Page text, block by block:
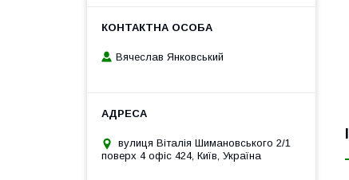
Вячеслав Янковський
вулиця Віталія Шимановського 2/1
поверх 4 офіс 424, Київ, Україна